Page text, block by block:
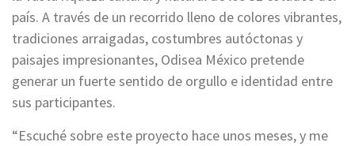
país. A través de un recorrido lleno de colores vibrantes,
tradiciones arraigadas, costumbres autóctonas y
paisajes impresionantes, Odisea México pretende
generar un fuerte sentido de orgullo e identidad entre
sus participantes.
“Escuché sobre este proyecto hace unos meses, y me